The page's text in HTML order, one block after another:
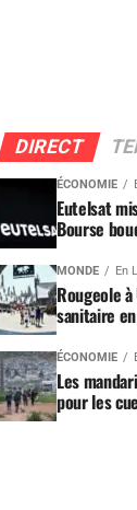
DIRECT
ÉCONOMIE
Eutelsat
Bourse
MONDE En
Rougeole
sanitaire
ÉCONOMIE
Les
pour les